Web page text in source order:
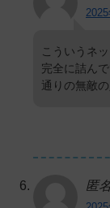
こういうネ
完全に詰ん
通りの無敵
匿名